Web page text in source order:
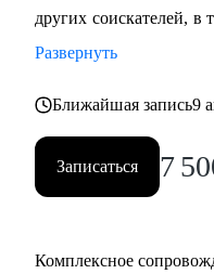
других соискателей, в
Развернуть
Ближайшая запись9
Записаться 7
Комплексное